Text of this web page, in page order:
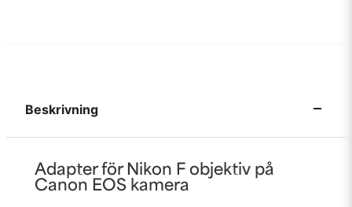
Beskrivning
Adapter för Nikon F objektiv på
Canon EOS kamera